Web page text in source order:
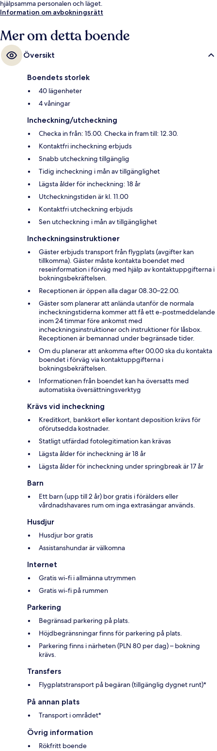
hjälpsamma personalen och läget.
Information om avbokningsrätt
Mer om detta boende
Översikt
Boendets storlek
40 lägenheter
4 våningar
Incheckning/utcheckning
Checka in från: 15.00. Checka in fram till: 12.30.
Kontaktfri incheckning erbjuds
Snabb utcheckning tillgänglig
Tidig incheckning i mån av tillgänglighet
Lägsta ålder för incheckning: 18 år
Utcheckningstiden är kl. 11.00
Kontaktfri utcheckning erbjuds
Sen utcheckning i mån av tillgänglighet
Incheckningsinstruktioner
Gäster erbjuds transport från flygplats (avgifter kan
tillkomma). Gäster måste kontakta boendet med
reseinformation i förväg med hjälp av kontaktuppgifterna i
bokningsbekräftelsen.
Receptionen är öppen alla dagar 08.30–22.00.
Gäster som planerar att anlända utanför de normala
incheckningstiderna kommer att få ett e-postmeddelande
inom 24 timmar före ankomst med
incheckningsinstruktioner och instruktioner för låsbox.
Receptionen är bemannad under begränsade tider.
Om du planerar att ankomma efter 00.00 ska du kontakta
boendet i förväg via kontaktuppgifterna i
bokningsbekräftelsen.
Informationen från boendet kan ha översatts med
automatiska översättningsverktyg
Krävs vid incheckning
Kreditkort, bankkort eller kontant deposition krävs för
oförutsedda kostnader.
Statligt utfärdad fotolegitimation kan krävas
Lägsta ålder för incheckning är 18 år
Lägsta ålder för incheckning under springbreak är 17 år
Barn
Ett barn (upp till 2 år) bor gratis i förälders eller
vårdnadshavares rum om inga extrasängar används.
Husdjur
Husdjur bor gratis
Assistanshundar är välkomna
Internet
Gratis wi-fi i allmänna utrymmen
Gratis wi-fi på rummen
Parkering
Begränsad parkering på plats.
Höjdbegränsningar finns för parkering på plats.
Parkering finns i närheten (PLN 80 per dag) – bokning
krävs.
Transfers
Flygplatstransport på begäran (tillgänglig dygnet runt)*
På annan plats
Transport i området*
Övrig information
Rökfritt boende